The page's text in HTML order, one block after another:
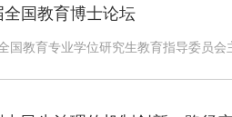
国教育博士论坛
国教育专业学位研究生教育指导委员会